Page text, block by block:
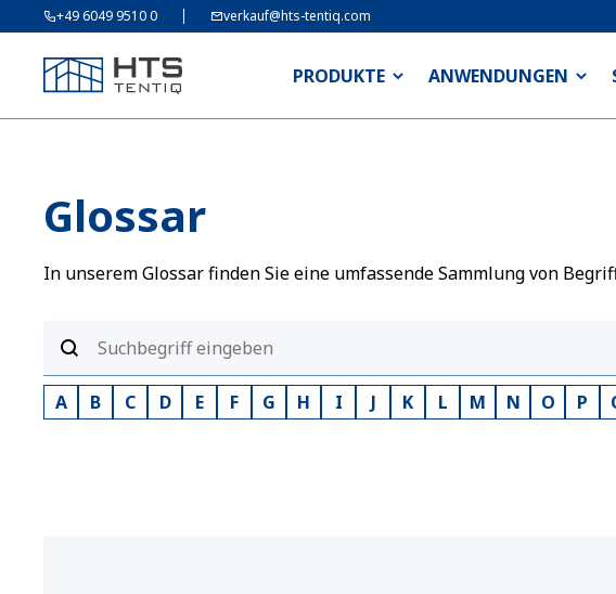
+49 6049 9510 0 verkauf@hts-tentiq.com
PRODUKTE ANWENDUNGEN
Glossar
In unserem Glossar finden Sie eine umfassende Sammlung von
A B C D E F G H I J K L M N O P